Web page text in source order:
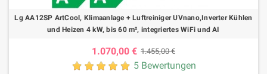
Lg AA12SP ArtCool, Klimaanlage + Luftreiniger UVnano,Inverter Kühlen
und Heizen 4 kW, bis 60 m², integriertes WiFi und AI
1.070,00 € 1.455,00 €
5 Bewertungen